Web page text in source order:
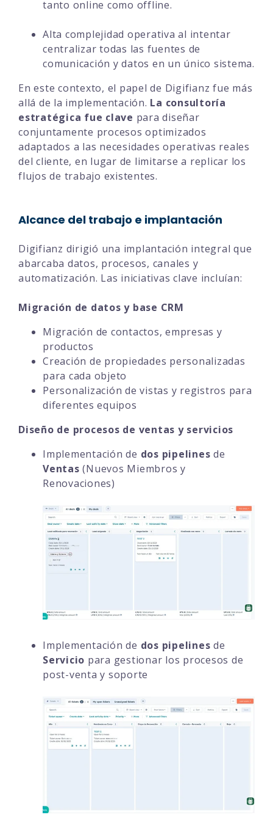
tanto online como offline.
Alta complejidad operativa al intentar
centralizar todas las fuentes de
comunicación y datos en un único sistema.
En este contexto, el papel de Digifianz fue más
allá de la implementación. La consultoría
estratégica fue clave para diseñar
conjuntamente procesos optimizados
adaptados a las necesidades operativas reales
del cliente, en lugar de limitarse a replicar los
flujos de trabajo existentes.
Alcance del trabajo e implantación
Digifianz dirigió una implantación integral que
abarcaba datos, procesos, canales y
automatización. Las iniciativas clave incluían:
Migración de datos y base CRM
Migración de contactos, empresas y
productos
Creación de propiedades personalizadas
para cada objeto
Personalización de vistas y registros para
diferentes equipos
Diseño de procesos de ventas y servicios
Implementación de dos pipelines de
Ventas (Nuevos Miembros y
Renovaciones)
Implementación de dos pipelines de
Servicio para gestionar los procesos de
post-venta y soporte